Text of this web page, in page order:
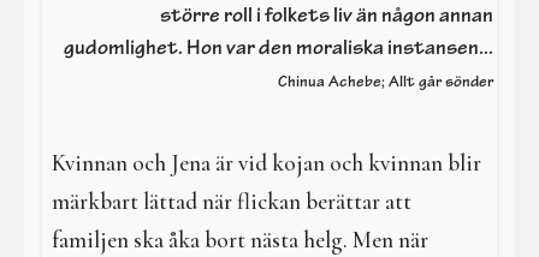
Resa i verkligheterna
större roll i folkets liv än någon annan
gudomlighet. Hon var den moraliska instansen...
Chinua Achebe; Allt går sönder
Kvinnan och Jena är vid kojan och kvinnan blir
märkbart lättad när flickan berättar att
familjen ska åka bort nästa helg. Men när